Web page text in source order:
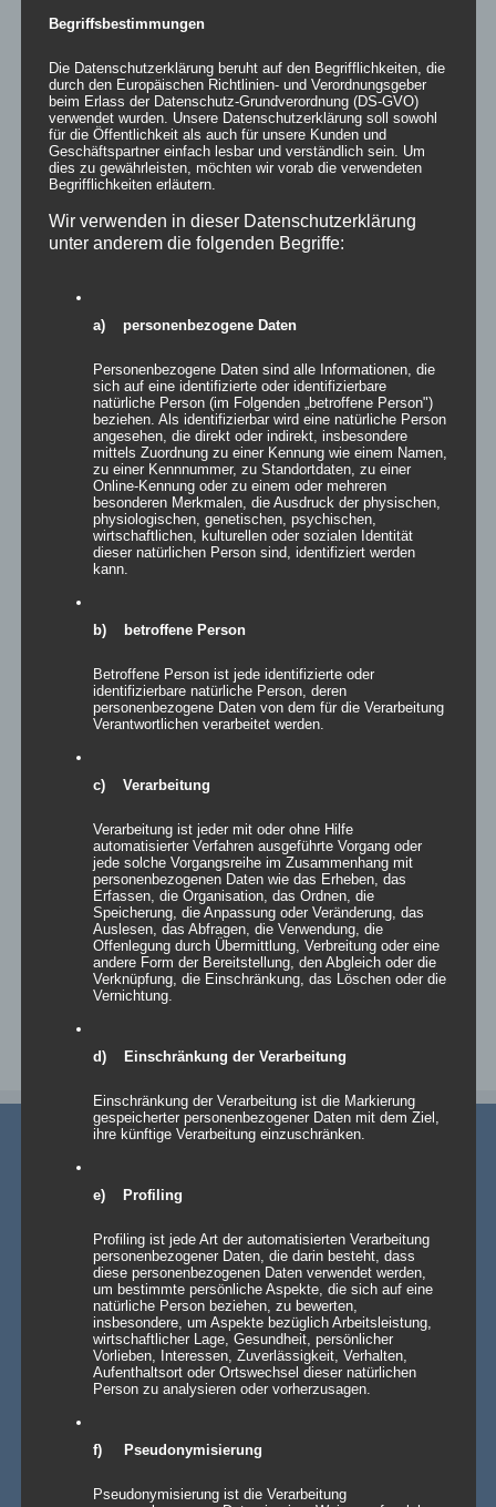
EM Spezial – FlatCube mieten für nur
99Cent/Tag
Die SpecialCubes passend für die Getränkekiste oder mit Zusatz
Andrea Rindle 02. Juni 2016 Allgemein
Equipment
0 Kommentare
Heiße Eiszeit
Stellen Sie sich vor, dass Ihnen bereits am Eingang die [...]
Leuchtobjekte
,Möbel & Equipment
Moonlounge-Outdoormöbel
Andrea Rindle | 04. März 2016 | Allgemein,Möbel &
Equipment | 0 Kommentare
Weiterlesen
AKTUELLE NEWS
💡 Messehallen sind riesig, die Decken extrem hoch
– Wenn die Technik verschwindet und die Marken
strahlen – Traversenhussen
Traversenhussen: Die elegante Lösung für technische Konstruktionen
Wer hier einen [...]Weiterlesen »
GALACTICA den Chesterfield-Look neu erfindet
den ikonischen Gentlemen’s-Club-Charme [...]Weiterlesen »
Begriffsbestimmungen
Die Datenschutzerklärung beruht auf den Begrifflichkeiten, die
durch den Europäischen Richtlinien- und Verordnungsgeber
beim Erlass der Datenschutz-Grundverordnung (DS-GVO)
verwendet wurden. Unsere Datenschutzerklärung soll sowohl
für die Öffentlichkeit als auch für unsere Kunden und
Geschäftspartner einfach lesbar und verständlich sein. Um
dies zu gewährleisten, möchten wir vorab die verwendeten
Begrifflichkeiten erläutern.
Wir verwenden in dieser Datenschutzerklärung
unter anderem die folgenden Begriffe:
a) personenbezogene Daten
Personenbezogene Daten sind alle Informationen, die
sich auf eine identifizierte oder identifizierbare
natürliche Person (im Folgenden „betroffene Person")
beziehen. Als identifizierbar wird eine natürliche Person
angesehen, die direkt oder indirekt, insbesondere
mittels Zuordnung zu einer Kennung wie einem Namen,
zu einer Kennnummer, zu Standortdaten, zu einer
Online-Kennung oder zu einem oder mehreren
besonderen Merkmalen, die Ausdruck der physischen,
physiologischen, genetischen, psychischen,
wirtschaftlichen, kulturellen oder sozialen Identität
dieser natürlichen Person sind, identifiziert werden
kann.
b) betroffene Person
Betroffene Person ist jede identifizierte oder
identifizierbare natürliche Person, deren
personenbezogene Daten von dem für die Verarbeitung
Verantwortlichen verarbeitet werden.
c) Verarbeitung
Verarbeitung ist jeder mit oder ohne Hilfe
automatisierter Verfahren ausgeführte Vorgang oder
jede solche Vorgangsreihe im Zusammenhang mit
personenbezogenen Daten wie das Erheben, das
Erfassen, die Organisation, das Ordnen, die
Speicherung, die Anpassung oder Veränderung, das
Auslesen, das Abfragen, die Verwendung, die
Offenlegung durch Übermittlung, Verbreitung oder eine
andere Form der Bereitstellung, den Abgleich oder die
Verknüpfung, die Einschränkung, das Löschen oder die
Vernichtung.
d) Einschränkung der Verarbeitung
Einschränkung der Verarbeitung ist die Markierung
gespeicherter personenbezogener Daten mit dem Ziel,
ihre künftige Verarbeitung einzuschränken.
e) Profiling
Profiling ist jede Art der automatisierten Verarbeitung
personenbezogener Daten, die darin besteht, dass
diese personenbezogenen Daten verwendet werden,
um bestimmte persönliche Aspekte, die sich auf eine
natürliche Person beziehen, zu bewerten,
insbesondere, um Aspekte bezüglich Arbeitsleistung,
wirtschaftlicher Lage, Gesundheit, persönlicher
Vorlieben, Interessen, Zuverlässigkeit, Verhalten,
Aufenthaltsort oder Ortswechsel dieser natürlichen
Person zu analysieren oder vorherzusagen.
f) Pseudonymisierung
Pseudonymisierung ist die Verarbeitung